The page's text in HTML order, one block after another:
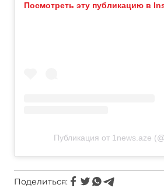
Посмотреть эту публикацию в
Публикация от 1news.aze
Поделиться: